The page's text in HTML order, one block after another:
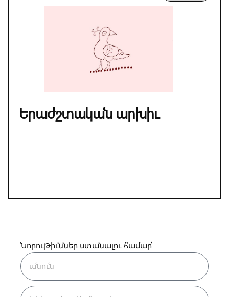
Երաժշտական արխիւ
Նորութիւններ ստանալու համար՝